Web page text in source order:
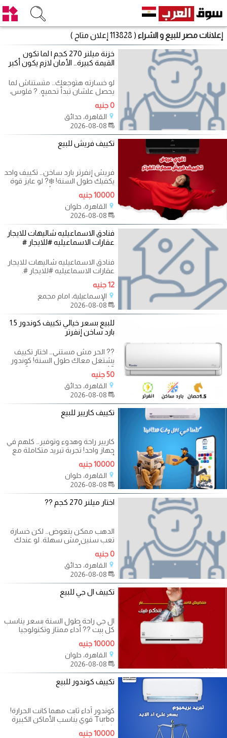
إعلانات مصر للبيع و الشراء ( 113828 إعلان متاح )
خزنة ميلنر 270 كجم | لما تكون
القيمة كبيرة… الأمان لازم يكون أكبر
لو خسارته هتوجعك… متستناش لما
يحصل علشان تبدأ تحميه. ? فلوس،
ذهب، مستندات مهمة أو مقتنيات
ثمينة…
0 جنيه
القاهرة، حدائق
تكييف فريش للبيع
فريش إنفرتر بارد ساخن… تكييف واحد
يكفيك طول السنة! ❄️? لو عايز قوة
تبريد في الصيف وتدفئة مريحة في
10000 جنيه
القاهرة، حلوان
فنادق الاسماعيليه شاليهات للايجار
عقارات الاسماعيليه #للايجار #
فنادق الاسماعيليه شاليهات للايجار
عقارات الاسماعيليه #للايجار #.
عقارات الإسماعيلية شقق للايجار
12 جنيه
الإسماعيلية، امام مجمع
للبيع بسعر خيالي تكييف كوندور 1.5
بارد ساخن إنفرتر
?? الحر مش مستني… اختار تكييف
يشتغل معاك طول السنة! كوندور
1.5 حصان بارد ساخن إنفرتر ❄️? تكييف
50 جنيه
القاهرة، حدائق
تكييف كاريير للبيع
كاريير راحة وهدوء وتوفير… كلهم في
جهاز واحد! تجربة تبريد متكاملة مع
أفضل سعر وجودة. المميزات:
10000 جنيه
القاهرة، حلوان
اختار ميلنر 270 كجم ??
الدهب ممكن يتعوض… لكن خسارة
تعب سنين مش سهلة. لو عندك
محل ذهب أو بتتعامل مع مبالغ
ومقتنيات ثمينة،
0 جنيه
القاهرة، حدائق
تكييف ال جي للبيع
ال جي راحة طول السنة بسعر يناسب
كل بيت ?? أداء ممتاز وتكنولوجيا
حديثة بدون ما تدفع رقم كبير. ✨
10000 جنيه
القاهرة، حلوان
تكييف كوندور للبيع
كوندور أداء ثابت مهما كانت الحرارة!
Turbo قوي يناسب الأماكن الكبيرة
شاشة ديچيتال للتحكم السهل
10000 جنيه